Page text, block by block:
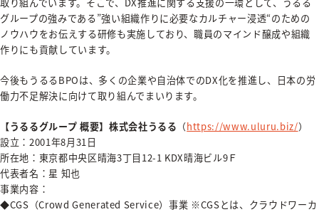
グループの強みである”強い組織作りに必要なカルチャー浸透“のための
ノウハウをお伝えする研修も実施しており、職員のマインド醸成や組織
作りにも貢献しています。
今後もうるるBPOは、多くの企業や自治体でのDX化を推進し、日本の労
働力不足解決に向けて取り組んでまいります。
【うるるグループ 概要】株式会社うるる （https://www.uluru.biz/）
設立：2001年8月31日
所在地：東京都中央区晴海3丁目12-1 KDX晴海ビル9Ｆ
代表者名：星 知也
事業内容：
◆CGS（Crowd Generated Service）事業 ※CGSとは、クラウドワーカ